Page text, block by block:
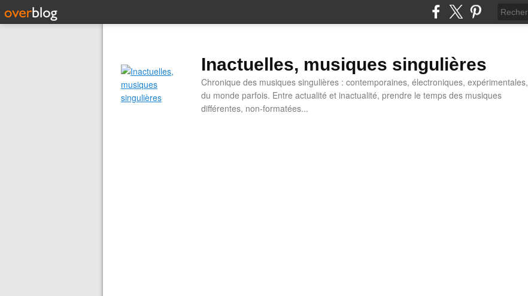
Inactuelles, musiques singulières
Chronique des musiques singulières : contemporaines, électroniques, expérimentales,
du monde parfois. Entre actualité et inactualité, prendre le temps des musiques
différentes, non-formatées...